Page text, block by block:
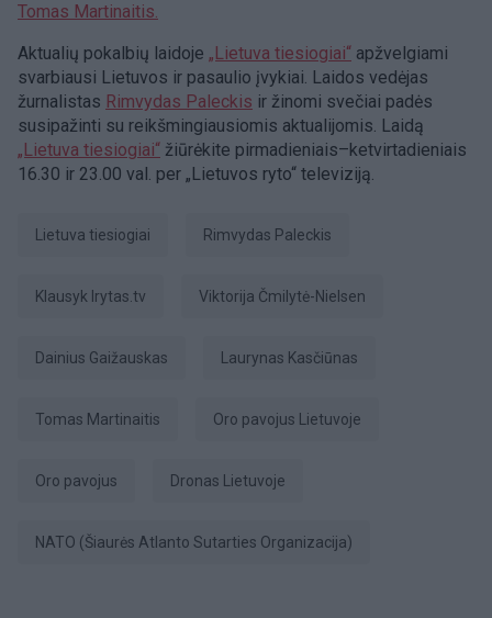
Tomas Martinaitis.
Aktualių pokalbių laidoje „Lietuva tiesiogiai“ apžvelgiami
svarbiausi Lietuvos ir pasaulio įvykiai. Laidos vedėjas
žurnalistas Rimvydas Paleckis ir žinomi svečiai padės
susipažinti su reikšmingiausiomis aktualijomis. Laidą
„Lietuva tiesiogiai“ žiūrėkite pirmadieniais–ketvirtadieniais
16.30 ir 23.00 val. per „Lietuvos ryto“ televiziją.
Lietuva tiesiogiai Rimvydas Paleckis
Klausyk lrytas.tv Viktorija Čmilytė-Nielsen
Dainius Gaižauskas Laurynas Kasčiūnas
Tomas Martinaitis Oro pavojus Lietuvoje
Oro pavojus Dronas Lietuvoje
NATO (Šiaurės Atlanto Sutarties Organizacija)